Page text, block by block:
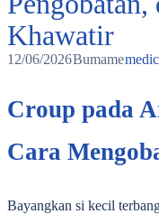
Khawatir
12/06/2026Bumame
Croup pada
Cara
Bayangkan si kecil